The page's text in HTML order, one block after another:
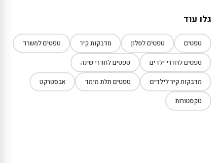
גלו עוד
טפטים טפטים לסלון מדבקות קיר טפטים למשרד
טפטים לחדרי ילדים טפטים לחדרי שינה
מדבקות קיר לילדים טפטים תלת מימד אבסטרקט
טקסטורות